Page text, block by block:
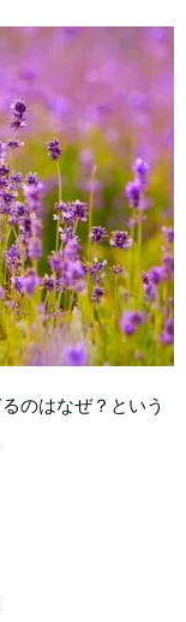
のはなぜ？という